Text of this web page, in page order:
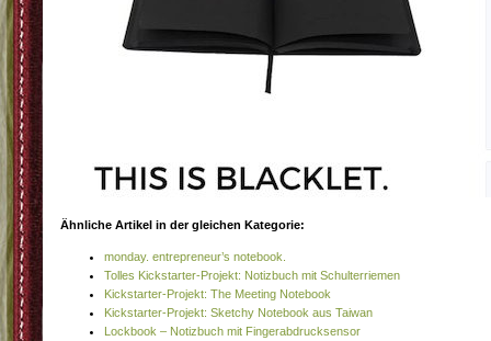
Ähnliche Artikel in der gleichen Kategorie:
monday. entrepreneur’s notebook.
Tolles Kickstarter-Projekt: Notizbuch mit Schulterriemen
Kickstarter-Projekt: The Meeting Notebook
Kickstarter-Projekt: Sketchy Notebook aus Taiwan
Lockbook – Notizbuch mit Fingerabdrucksensor